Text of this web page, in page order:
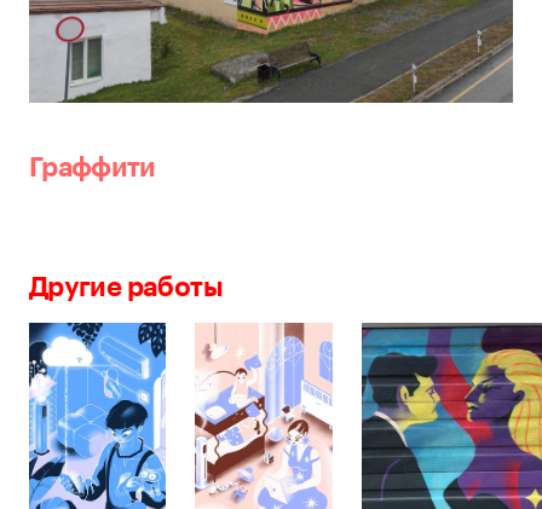
Граффити
Другие работы